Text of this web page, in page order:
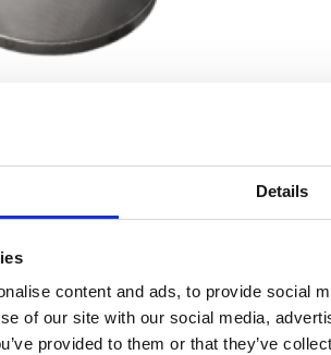
Details
content and ads, to provide social
of our site with our social media,
provided to them or that they’ve